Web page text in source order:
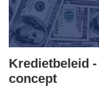
Kredietbeleid
concept